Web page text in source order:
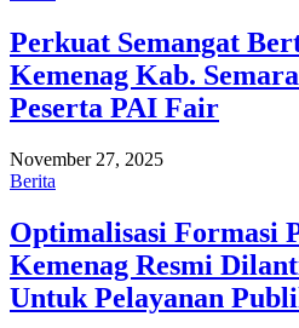
Perkuat Semangat
Kemenag Kab.
Peserta PAI Fair
November 27, 2025
Berita
Optimalisasi Formasi
Kemenag Resmi
Untuk Pelayanan